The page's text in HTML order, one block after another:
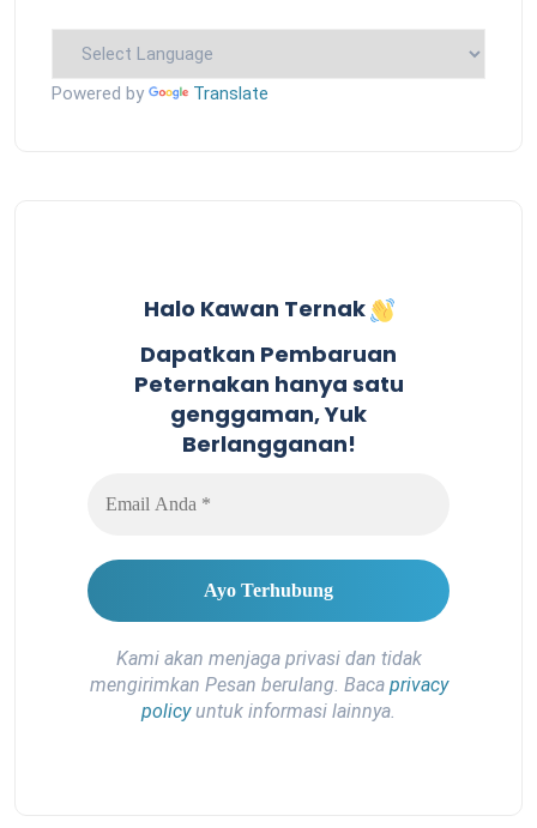
Powered by Translate
Halo Kawan Ternak
Dapatkan Pembaruan
Peternakan hanya satu
genggaman, Yuk
Berlangganan!
Kami akan menjaga privasi dan tidak
mengirimkan Pesan berulang. Baca privacy
policyuntuk informasi lainnya.